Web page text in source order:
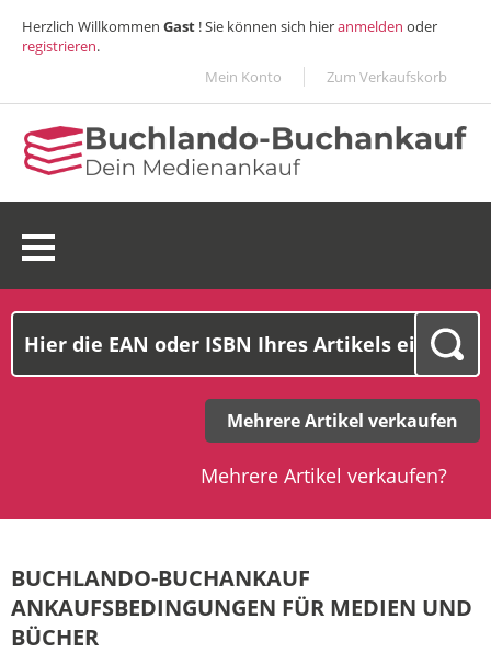
Herzlich Willkommen Gast ! Sie können sich hieranmelden oder
registrieren.
Mein Konto
Zum Verkaufskorb
Mehrere Artikel verkaufen
Mehrere Artikel verkaufen?
BUCHLANDO-BUCHANKAUF
ANKAUFSBEDINGUNGEN FÜR MEDIEN UND
BÜCHER